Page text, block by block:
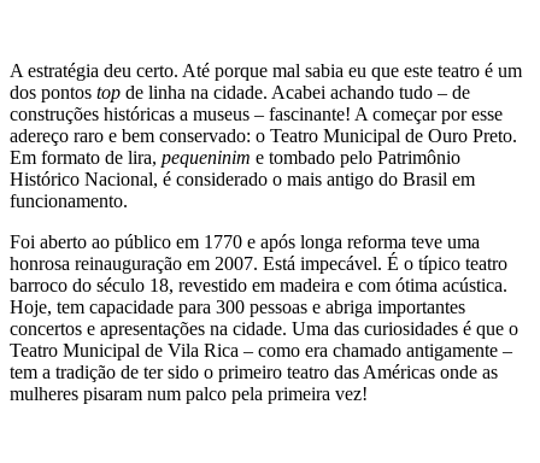
A estratégia deu certo. Até porque mal sabia eu que este teatro é um
dos pontos top de linha na cidade. Acabei achando tudo – de
construções históricas a museus – fascinante! A começar por esse
adereço raro e bem conservado: o Teatro Municipal de Ouro Preto.
Em formato de lira, pequeninim e tombado pelo Patrimônio
Histórico Nacional, é considerado o mais antigo do Brasil em
funcionamento.
Foi aberto ao público em 1770 e após longa reforma teve uma
honrosa reinauguração em 2007. Está impecável. É o típico teatro
barroco do século 18, revestido em madeira e com ótima acústica.
Hoje, tem capacidade para 300 pessoas e abriga importantes
concertos e apresentações na cidade. Uma das curiosidades é que o
Teatro Municipal de Vila Rica – como era chamado antigamente –
tem a tradição de ter sido o primeiro teatro das Américas onde as
mulheres pisaram num palco pela primeira vez!